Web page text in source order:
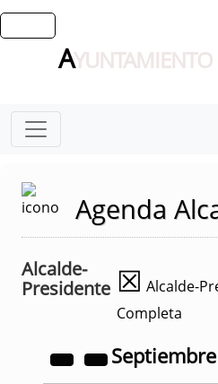
AYUNTAMIENTO
Agenda
Alcalde-
Presidente ☒ Alcalde-
Completa
Septiembre